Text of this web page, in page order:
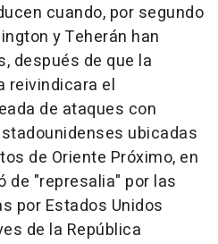
cuando, por segundo
y Teherán han
después de que la
reivindicara el
de ataques con
ubicadas
de Oriente Próximo, en
de "represalia" por las
por Estados Unidos
de la República